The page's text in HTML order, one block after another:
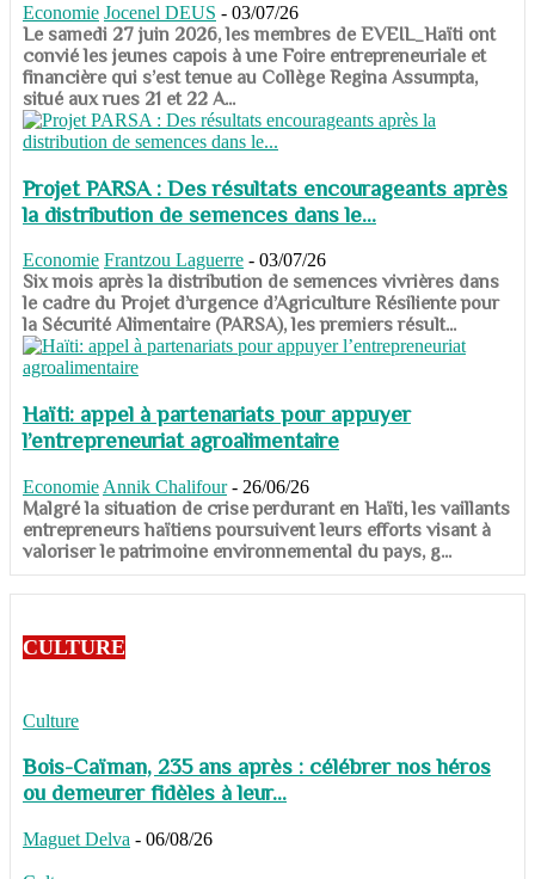
Economie Jocenel DEUS - 03/07/26
Le samedi 27 juin 2026, les membres de EVEIL_Haïti ont
convié les jeunes capois à une Foire entrepreneuriale et
financière qui s’est tenue au Collège Regina Assumpta,
situé aux rues 21 et 22 A...
Projet PARSA : Des résultats encourageants après
la distribution de semences dans le...
Economie Frantzou Laguerre - 03/07/26
​​​​​​​Six mois après la distribution de semences vivrières dans
le cadre du Projet d’urgence d’Agriculture Résiliente pour
la Sécurité Alimentaire (PARSA), les premiers résult...
Haïti: appel à partenariats pour appuyer
l’entrepreneuriat agroalimentaire
Economie Annik Chalifour - 26/06/26
​​​​​​​Malgré la situation de crise perdurant en Haïti, les vaillants
entrepreneurs haïtiens poursuivent leurs efforts visant à
valoriser le patrimoine environnemental du pays, g...
CULTURE
Culture
Bois-Caïman, 235 ans après : célébrer nos héros
ou demeurer fidèles à leur...
Maguet Delva - 06/08/26